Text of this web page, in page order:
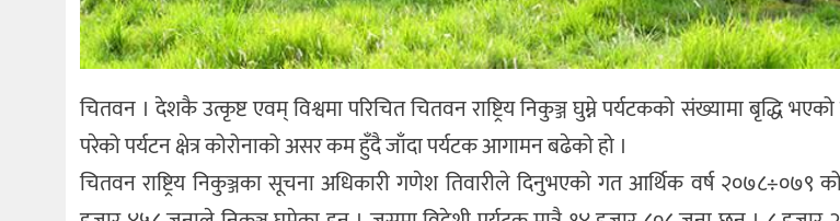
चितवन । देशकै उत्कृष्ट एवम् विश्वमा परिचित चितवन राष्ट्रिय निकुञ्ज घुम्ने पर्यटकको संख्यामा बृद्धि
परेको पर्यटन क्षेत्र कोरोनाको असर कम हुँदै जाँदा पर्यटक आगामन बढेको हो ।
चितवन राष्ट्रिय निकुञ्जका सूचना अधिकारी गणेश तिवारीले दिनुभएको गत आर्थिक वर्ष २०७८÷०७९